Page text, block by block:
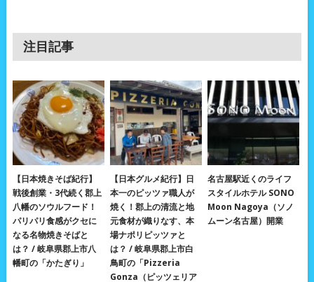
注目記事
【日本焼きそば紀行】
戦後創業・3代続く郡上
八幡のソウルフード！
パリパリ食感がクセに
なる名物焼きそばと
は？ / 岐阜県郡上市八
幡町の「かたぎり」
【日本グルメ紀行】日
本一のピッツァ職人が
焼く！郡上の清流と地
元食材が織りなす、本
場ナポリピッツァと
は？ / 岐阜県郡上市白
鳥町の「Pizzeria
Gonza（ピッツェリア
名古屋駅近くのライフ
スタイルホテル SONO
Moon Nagoya（ソノ
ムーン名古屋）開業